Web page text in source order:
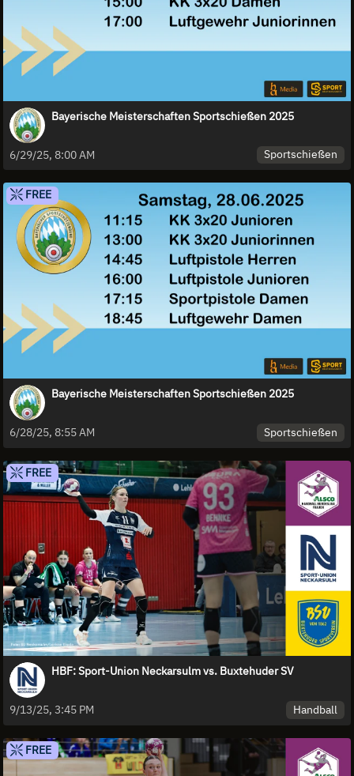
Bayerische Meisterschaften Sportschießen 2025
6/29/25, 8:00 AM Sportschießen
FREE
Bayerische Meisterschaften Sportschießen 2025
6/28/25, 8:55 AM Sportschießen
FREE
HBF: Sport-Union Neckarsulm vs. Buxtehuder SV
9/13/25, 3:45 PM Handball
FREE